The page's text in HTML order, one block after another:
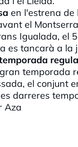
en l'estrena de
el
Igualada, el
es tancarà a la
temporada
el conjunt
darreres
Aza